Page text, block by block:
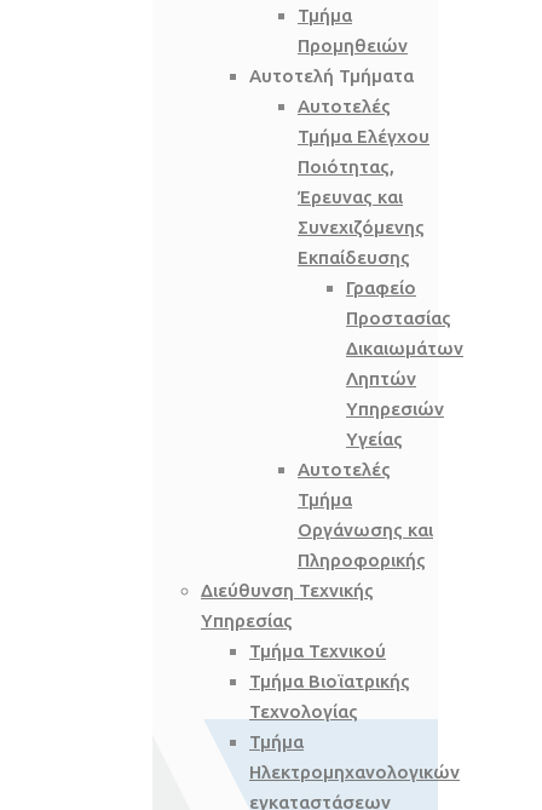
Τμήμα
Προμηθειών
Αυτοτελή Τμήματα
Αυτοτελές
Τμήμα Ελέγχου
Ποιότητας,
Έρευνας και
Συνεχιζόμενης
Εκπαίδευσης
Γραφείο
Προστασίας
Δικαιωμάτων
Ληπτών
Υπηρεσιών
Υγείας
Αυτοτελές
Τμήμα
Οργάνωσης και
Πληροφορικής
Διεύθυνση Τεχνικής
Υπηρεσίας
Τμήμα Τεχνικού
Τμήμα Βιοϊατρικής
Τεχνολογίας
Τμήμα
Ηλεκτρομηχανολογικών
εγκαταστάσεων